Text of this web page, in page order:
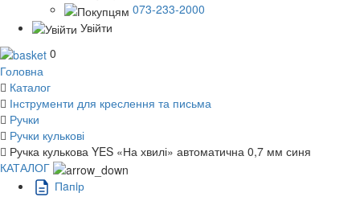
073-233-2000
Увійти
0
Головна
Каталог
Інструменти для креслення та письма
Ручки
Ручки кулькові
Ручка кулькова YES «На хвилі» автоматична 0,7 мм синя
КАТАЛОГ
Пaпiр